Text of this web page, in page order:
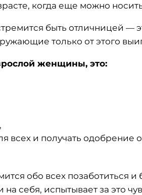
когда еще можно
быть отличницей —
только от этого
женщины, это:
всех и получать одобрение
обо всех позаботиться
себя, испытывает за это